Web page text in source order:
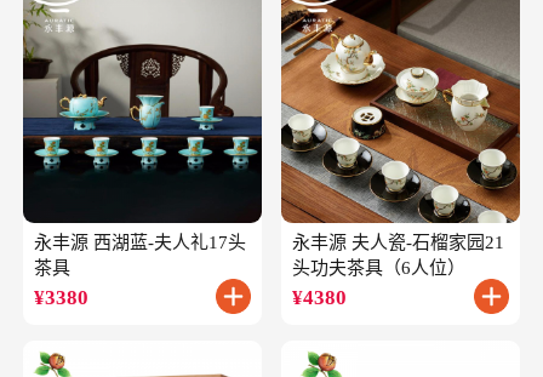
永丰源 西湖蓝-夫人礼17头
茶具
¥3380
永丰源 夫人瓷-石榴家园21
头功夫茶具（6人位）
¥4380